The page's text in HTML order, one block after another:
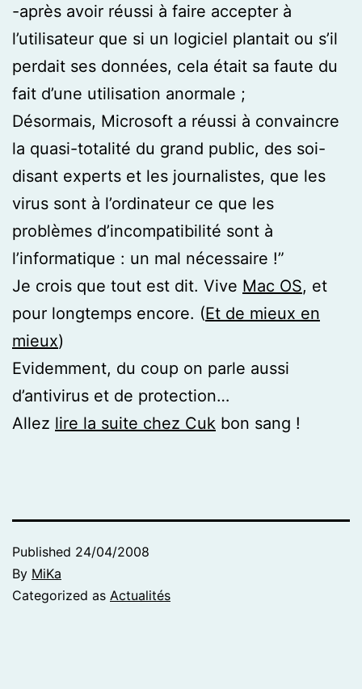
-après avoir réussi à faire accepter à
l’utilisateur que si un logiciel plantait ou s’il
perdait ses données, cela était sa faute du
fait d’une utilisation anormale ;
Désormais, Microsoft a réussi à convaincre
la quasi-totalité du grand public, des soi-
disant experts et les journalistes, que les
virus sont à l’ordinateur ce que les
problèmes d’incompatibilité sont à
l’informatique : un mal nécessaire !”
Je crois que tout est dit. Vive Mac OS, et
pour longtemps encore. (Et de mieux en
mieux)
Evidemment, du coup on parle aussi
d’antivirus et de protection…
Allez lire la suite chez Cuk bon sang !
Published 24/04/2008
By MiKa
Categorized as Actualités